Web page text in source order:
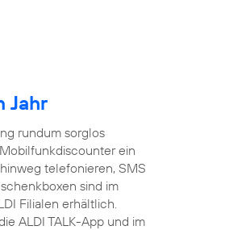
Jahr
rundum sorglos
ein
telefonieren, SMS
sind im
Filialen erhältlich.
ALDI TALK-App und im